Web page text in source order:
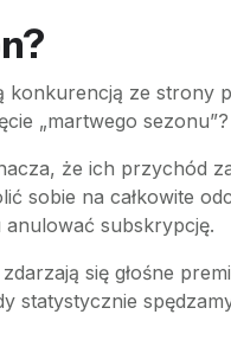
konkurencją ze strony
„martwego sezonu”?
że ich przychód
sobie na całkowite
subskrypcję.
się głośne
statystycznie